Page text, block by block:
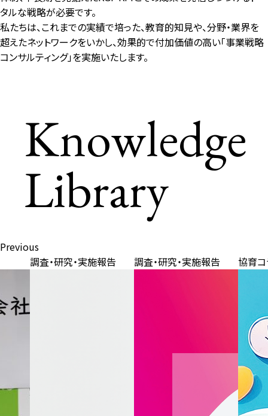
タルな戦略が必要です。
私たちは、これまでの実績で培った、教育的知見や、分野・業界を
超えたネットワークをいかし、効果的で付加価値の高い「事業戦略
コンサルティング」を実施いたします。
Knowledge
Library
Previous
調査・研究・実施報告 調査・研究・実施報告 協育コ